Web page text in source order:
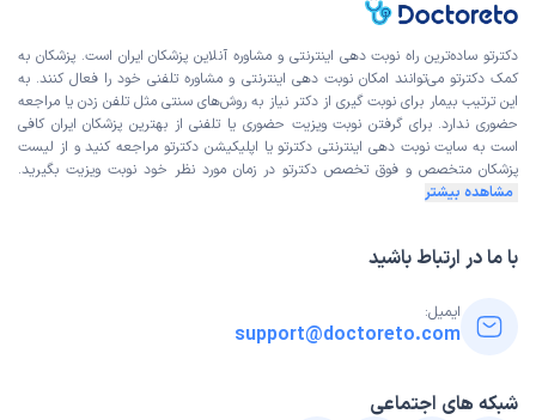
دکترتو ساده‌ترین راه نوبت‌ دهی اینترنتی و مشاوره آنلاین پزشکان ایران است. پزشکان به
کمک دکترتو می‌توانند امکان نوبت دهی اینترنتی و مشاوره تلفنی خود را فعال کنند. به
این ترتیب بیمار برای نوبت گیری از دکتر نیاز به روش‌های سنتی مثل تلفن زدن یا مراجعه
حضوری ندارد. برای گرفتن نوبت ویزیت حضوری یا تلفنی از بهترین پزشکان ایران کافی
است به سایت نوبت دهی اینترنتی دکترتو یا اپلیکیشن دکترتو مراجعه کنید و از لیست
پزشکان متخصص و فوق تخصص دکترتو در زمان مورد نظر خود نوبت ویزیت بگیرید.
مشاهده بیشتر
با ما در ارتباط باشید
ایمیل:
support@doctoreto.com
شبکه های اجتماعی